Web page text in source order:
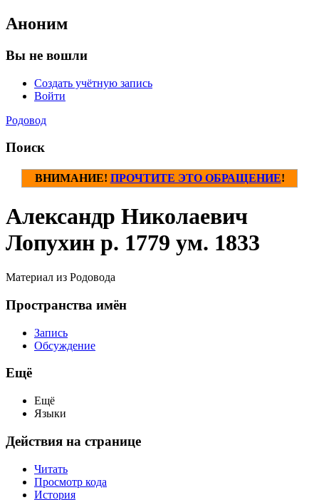
Аноним
Вы не вошли
Создать учётную запись
Войти
Родовод
Поиск
ВНИМАНИЕ! ПРОЧТИТЕ ЭТО ОБРАЩЕНИЕ!
Александр Николаевич
Лопухин р. 1779 ум. 1833
Материал из Родовода
Пространства имён
Запись
Обсуждение
Ещё
Ещё
Языки
Действия на странице
Читать
Просмотр кода
История